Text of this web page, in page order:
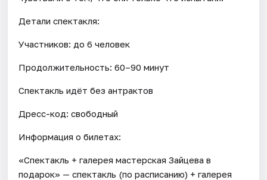
Детали спектакля:
Участников: до 6 человек
Продолжительность: 60–90 минут
Спектакль идёт без антрактов
Дресс-код: свободный
Информация о билетах:
«Спектакль + галерея мастерская Зайцева в
подарок» — спектакль (по расписанию) + галерея